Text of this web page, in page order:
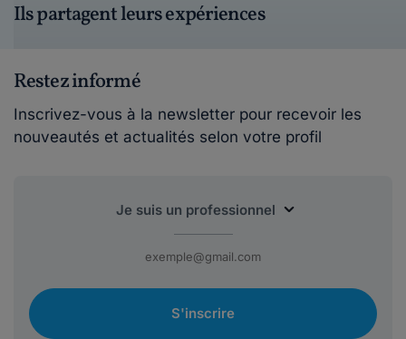
Ils partagent leurs expériences
Restez informé
Inscrivez-vous à la newsletter pour recevoir les
nouveautés et actualités selon votre profil
S'inscrire